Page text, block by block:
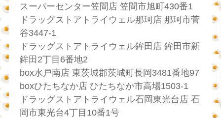
スーパーセンター笠間店 笠間市旭町430番1
ドラッグストアトライウェル那珂店 那珂市菅
谷3447-1
ドラッグストアトライウェル鉾田店 鉾田市新
鉾田2丁目6番地2
box水戸南店 東茨城郡茨城町長岡3481番地97
boxひたちなか店 ひたちなか市高場1503-1
ドラッグストアトライウェル石岡東光台店 石
岡市東光台4丁目10番1号